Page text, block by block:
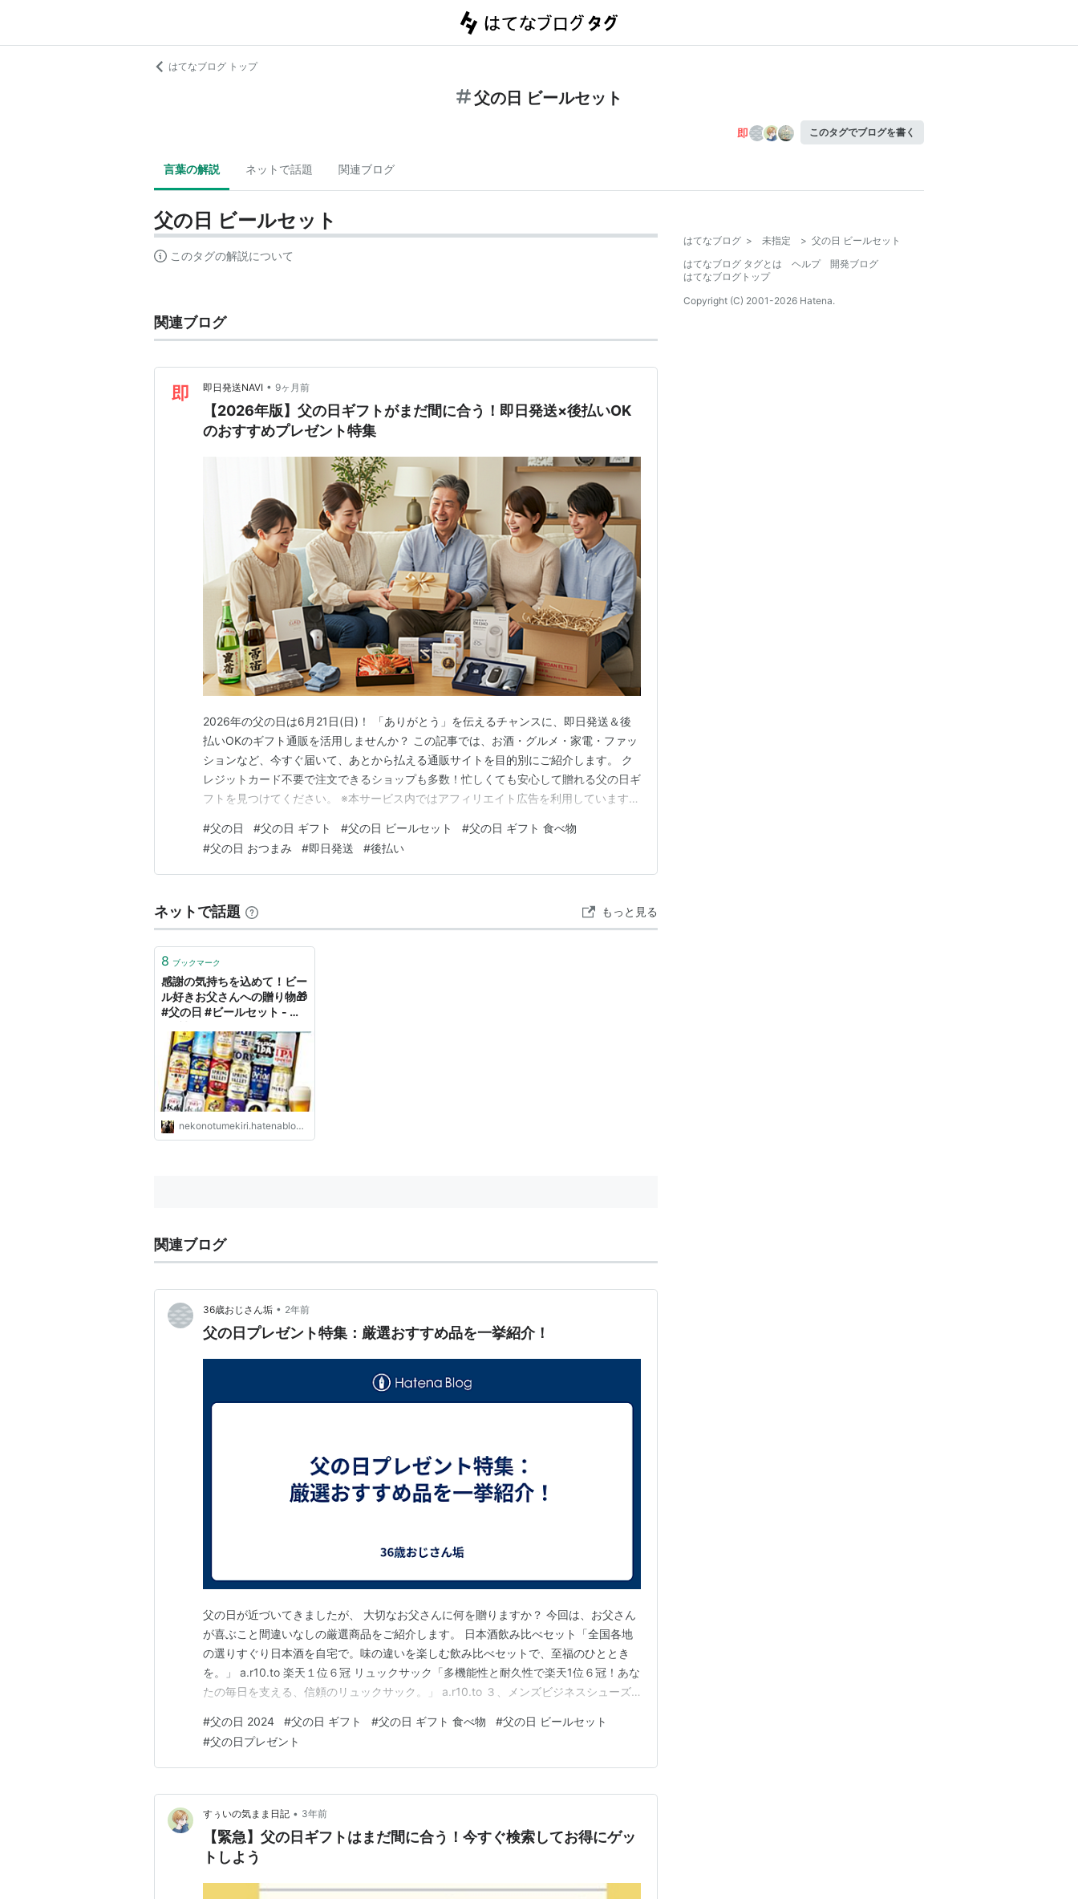
はてなブログ トップ
父の日 ビールセット
このタグでブログを書く
言葉の解説 ネットで話題 関連ブログ
父の日 ビールセット
このタグの解説について
関連ブログ
即日発送NAVI • 9ヶ月前
【2026年版】父の日ギフトがまだ間に合う！即日発送×後払いOK
のおすすめプレゼント特集
2026年の父の日は6月21日(日)！ 「ありがとう」を伝えるチャンスに、即日発送＆後
払いOKのギフト通販を活用しませんか？ この記事では、お酒・グルメ・家電・ファッ
ションなど、今すぐ届いて、あとから払える通販サイトを目的別にご紹介します。 ク
レジットカード不要で注文できるショップも多数！忙しくても安心して贈れる父の日ギ
フトを見つけてください。 ※本サービス内ではアフィリエイト広告を利用しています
グルメ・海鮮・うなぎ 健康・マッサージグッズ 家電・日用品 総合ギフト ファッショ
ン・ネクタイ・ソックス スポーツ・ア…
#父の日 #父の日 ギフト #父の日 ビールセット #父の日 ギフト 食べ物
#父の日 おつまみ #即日発送 #後払い
ネットで話題 もっと見る
8 ブックマーク
感謝の気持ちを込めて！ビー
ル好きお父さんへの贈り物🎁
#父の日 #ビールセット - 猫
nekonotumekiri.hatenablog.com
関連ブログ
36歳おじさん垢 • 2年前
父の日プレゼント特集：厳選おすすめ品を一挙紹介！
父の日が近づいてきましたが、 大切なお父さんに何を贈りますか？ 今回は、お父さん
が喜ぶこと間違いなしの厳選商品をご紹介します。 日本酒飲み比べセット「全国各地
の選りすぐり日本酒を自宅で。味の違いを楽しむ飲み比べセットで、至福のひととき
を。」 a.r10.to 楽天１位６冠 リュックサック「多機能性と耐久性で楽天1位６冠！あな
たの毎日を支える、信頼のリュックサック。」 a.r10.to ３、メンズビジネスシューズ
ズ。」a.r10.to ４、仕事用ネクタイ「ビジネスシーンを格上げする、上質な仕事用ネク
タイ。洗練されたデザイ…
#父の日 2024 #父の日 ギフト #父の日 ギフト 食べ物 #父の日 ビールセット
#父の日プレゼント
すぅいの気まま日記 • 3年前
【緊急】父の日ギフトはまだ間に合う！今すぐ検索してお得にゲッ
トしよう
はてなブログ > 未指定 > 父の日 ビールセット
はてなブログ タグとは
ヘルプ
開発ブログ
はてなブログトップ
Copyright (C) 2001-2026 Hatena.